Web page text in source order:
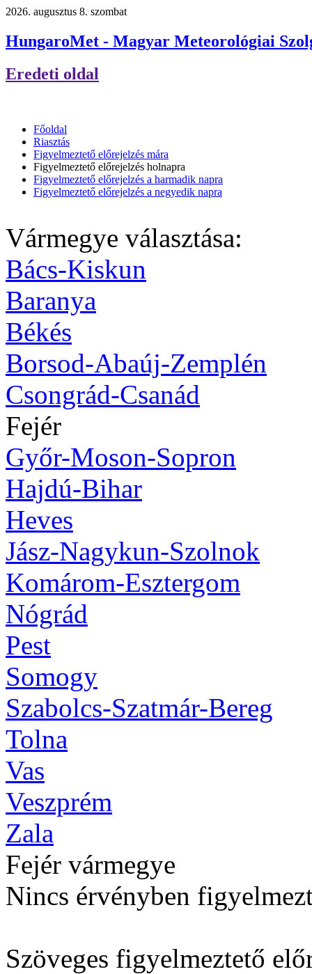
2026. augusztus 8. szombat
HungaroMet - Magyar Meteorológiai
Eredeti oldal
Főoldal
Riasztás
Figyelmeztető előrejelzés mára
Figyelmeztető előrejelzés holnapra
Figyelmeztető előrejelzés a harmadik napra
Figyelmeztető előrejelzés a negyedik napra
Vármegye választása:
Bács-Kiskun
Baranya
Békés
Borsod-Abaúj-Zemplén
Csongrád-Csanád
Fejér
Győr-Moson-Sopron
Hajdú-Bihar
Heves
Jász-Nagykun-Szolnok
Komárom-Esztergom
Nógrád
Pest
Somogy
Szabolcs-Szatmár-Bereg
Tolna
Vas
Veszprém
Zala
Fejér vármegye
Nincs érvényben
Szöveges figyelmeztető